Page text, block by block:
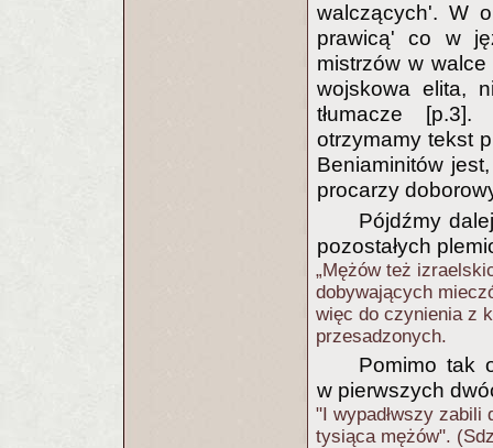
walczących'. W
prawicą' co w
mistrzów w
wojskowa elita,
tłumacze
otrzymamy tekst
Beniaminitów
procarzy
Pójdźmy
pozostałych
„Mężów też
dobywających
więc do czynienia z
przesadzonych.
Pomimo tak
w pierwszych
"I wypadłwszy zabili
tysiąca mężów".